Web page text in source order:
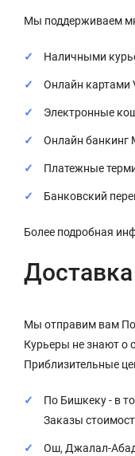
Мы поддерживаем
Наличными
Онлайн картами
Электронные
Онлайн
Платежные
Банковский
Более подробная
Доставка
Мы отправим вам
Курьеры не знают о
Приблизительные
По Бишкеку - в
Заказы
Ош, Джалал-Абад